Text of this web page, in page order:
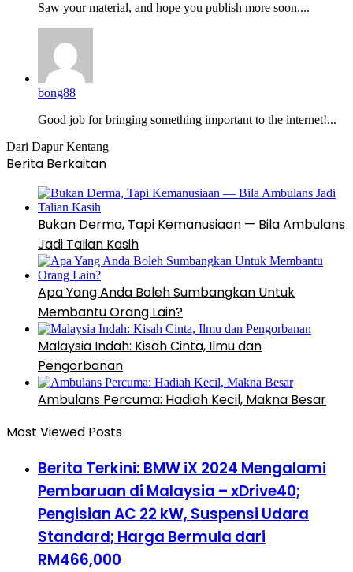
Saw your material, and hope you publish more soon....
bong88
Good job for bringing something important to the internet!...
Dari Dapur Kentang
Berita Berkaitan
Bukan Derma, Tapi Kemanusiaan — Bila Ambulans
Jadi Talian Kasih
Apa Yang Anda Boleh Sumbangkan Untuk
Membantu Orang Lain?
Malaysia Indah: Kisah Cinta, Ilmu dan
Pengorbanan
Ambulans Percuma: Hadiah Kecil, Makna Besar
Most Viewed Posts
Berita Terkini: BMW iX 2024 Mengalami
Pembaruan di Malaysia – xDrive40;
Pengisian AC 22 kW, Suspensi Udara
Standard; Harga Bermula dari
RM466,000